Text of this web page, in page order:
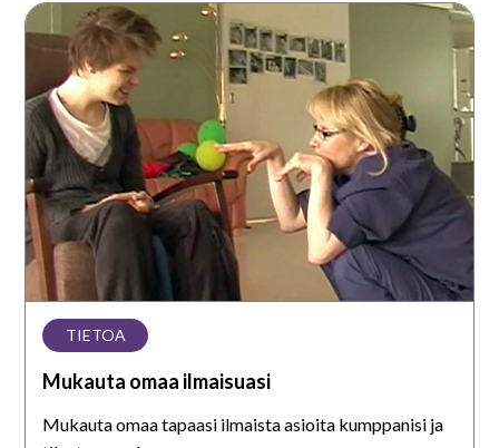
Mukauta
omaa
ilmaisuasi
TIETOA
Mukauta omaa ilmaisuasi
Mukauta omaa tapaasi ilmaista asioita kumppanisi ja